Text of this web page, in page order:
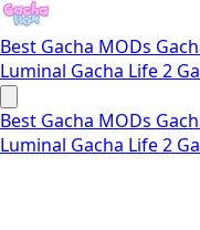
Best Gacha MODs
Luminal Gacha Life 2
Best Gacha MODs
Luminal Gacha Life 2